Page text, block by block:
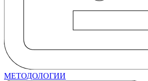
МЕТОДОЛОГИИ